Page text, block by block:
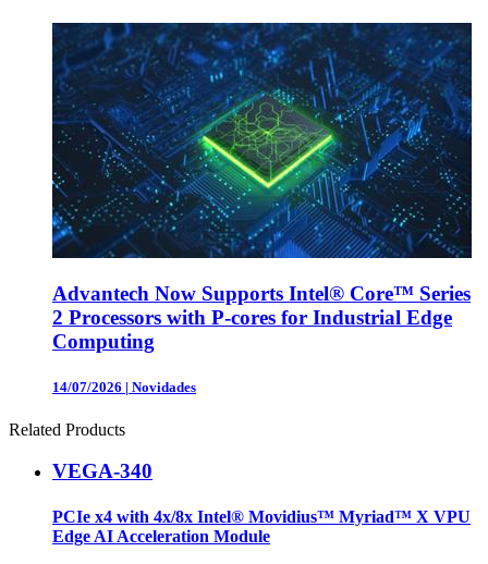
Advantech Now Supports Intel® Core™ Series
2 Processors with P-cores for Industrial Edge
Computing
14/07/2026 | Novidades
Related Products
VEGA-340
PCIe x4 with 4x/8x Intel® Movidius™ Myriad™ X VPU
Edge AI Acceleration Module